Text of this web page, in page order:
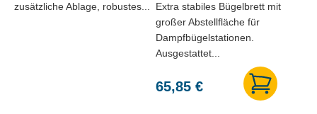
zusätzliche Ablage, robustes...
Extra stabiles Bügelbrett mit
großer Abstellfläche für
Dampfbügelstationen.
Ausgestattet...
65,85 €